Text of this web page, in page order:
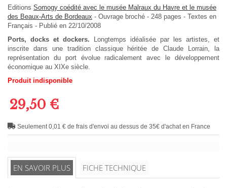
Editions Somogy coédité avec le musée Malraux du Havre et le musée
des Beaux-Arts de Bordeaux - Ouvrage broché - 248 pages - Textes en
Français - Publié en 22/10/2008
Ports, docks et dockers. Longtemps idéalisée par les artistes, et
inscrite dans une tradition classique héritée de Claude Lorrain, la
représentation du port évolue radicalement avec le développement
économique au XIXe siècle.
Produit indisponible
29,50 €
Seulement 0,01 € de frais d'envoi au dessus de 35€ d'achat en France
EN SAVOIR PLUS FICHE TECHNIQUE